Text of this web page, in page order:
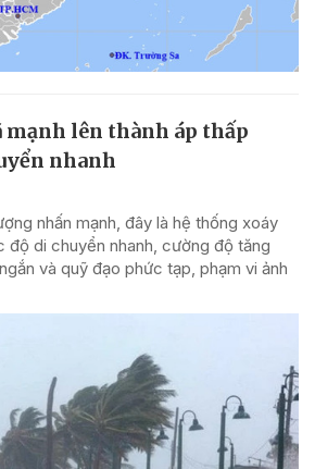
mạnh lên thành áp thấp
nhanh
nhấn mạnh, đây là hệ thống xoáy
độ di chuyển nhanh, cường độ tăng
và quỹ đạo phức tạp, phạm vi ảnh